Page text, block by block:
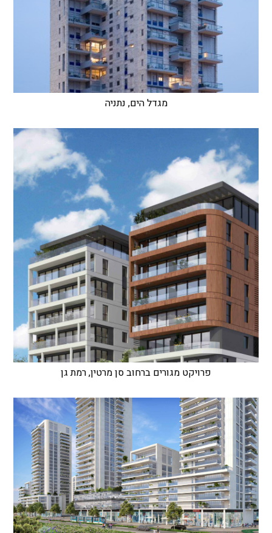
מגדל הים, נתניה
פרויקט מגורים ברחוב סן מרטין, רמת גן